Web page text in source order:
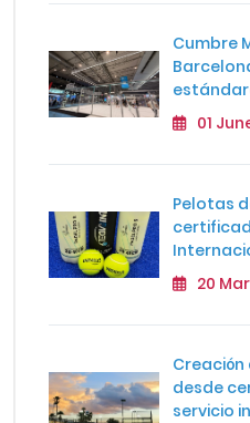
Cumbre
01
Pelotas
20
Creación
desde
servicio